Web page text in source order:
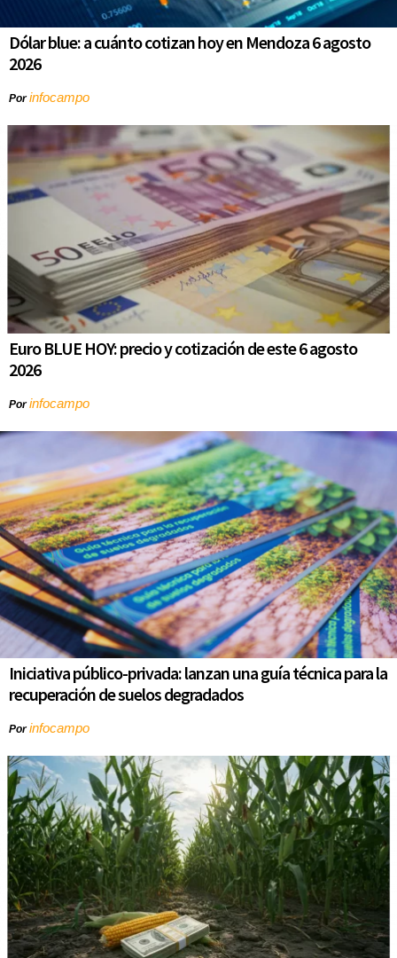
Dólar blue: a cuánto cotizan hoy en Mendoza 6 agosto
2026
Porinfocampo
Euro BLUE HOY: precio y cotización de este 6 agosto
2026
Porinfocampo
Iniciativa público-privada: lanzan una guía técnica para la
recuperación de suelos degradados
Porinfocampo